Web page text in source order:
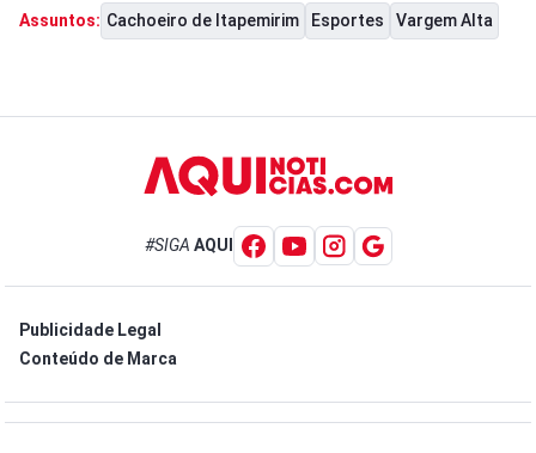
Assuntos: Cachoeiro de Itapemirim Esportes Vargem Alta
#SIGA AQUI
Publicidade Legal
Conteúdo de Marca